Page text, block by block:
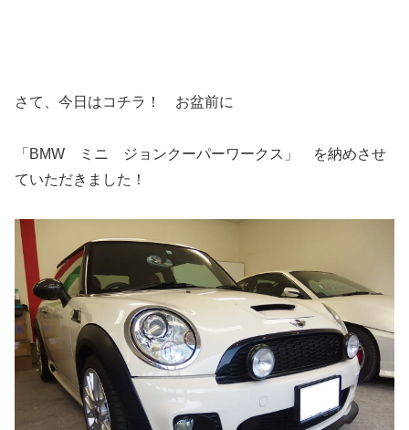
さて、今日はコチラ！ お盆前に
「BMW ミニ ジョンクーパーワークス」 を納めさせ
ていただきました！